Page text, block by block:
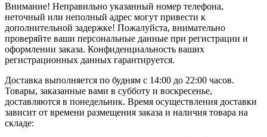
Внимание! Неправильно указанный номер телефона,
неточный или неполный адрес могут привести к
дополнительной задержке! Пожалуйста, внимательно
проверяйте ваши персональные данные при регистрации и
оформлении заказа. Конфиденциальность ваших
регистрационных данных гарантируется.
Доставка выполняется по будням с 14:00 до 22:00 часов.
Товары, заказанные вами в субботу и воскресенье,
доставляются в понедельник. Время осуществления доставки
зависит от времени размещения заказа и наличия товара на
складе: